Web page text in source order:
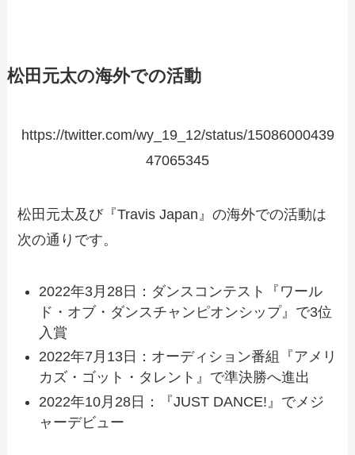
松田元太の海外での活動
https://twitter.com/wy_19_12/status/15086000439
47065345
松田元太及び『Travis Japan』の海外での活動は
次の通りです。
2022年3月28日：ダンスコンテスト『ワール
ド・オブ・ダンスチャンピオンシップ』で3位
入賞
2022年7月13日：オーディション番組『アメリ
カズ・ゴット・タレント』で準決勝へ進出
2022年10月28日：『JUST DANCE!』でメジ
ャーデビュー